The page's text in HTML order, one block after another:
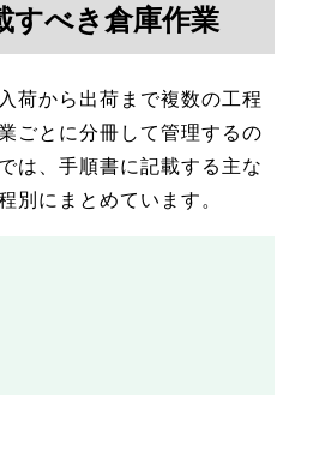
すべき倉庫作業
荷から出荷まで複数の工程
ごとに分冊して管理するの
は、手順書に記載する主な
別にまとめています。